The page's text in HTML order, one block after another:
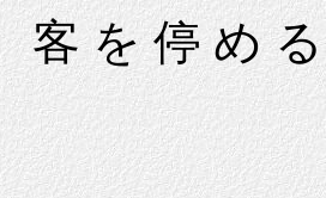
客 を 停 め る
澤